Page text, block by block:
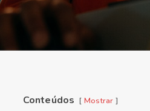
Conteúdos Mostrar